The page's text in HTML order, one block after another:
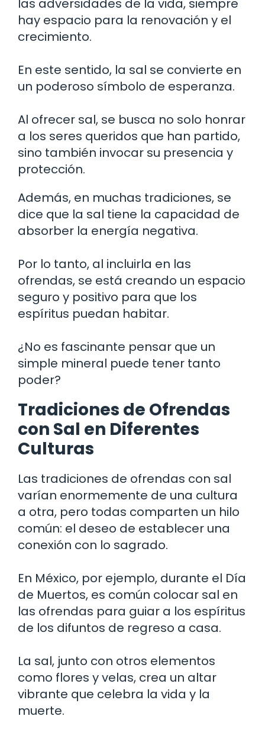
las adversidades de la vida, siempre
hay espacio para la renovación y el
crecimiento.
En este sentido, la sal se convierte en
un poderoso símbolo de esperanza.
Al ofrecer sal, se busca no solo honrar
a los seres queridos que han partido,
sino también invocar su presencia y
protección.
Además, en muchas tradiciones, se
dice que la sal tiene la capacidad de
absorber la energía negativa.
Por lo tanto, al incluirla en las
ofrendas, se está creando un espacio
seguro y positivo para que los
espíritus puedan habitar.
¿No es fascinante pensar que un
simple mineral puede tener tanto
poder?
Tradiciones de Ofrendas
con Sal en Diferentes
Culturas
Las tradiciones de ofrendas con sal
varían enormemente de una cultura
a otra, pero todas comparten un hilo
común: el deseo de establecer una
conexión con lo sagrado.
En México, por ejemplo, durante el Día
de Muertos, es común colocar sal en
las ofrendas para guiar a los espíritus
de los difuntos de regreso a casa.
La sal, junto con otros elementos
como flores y velas, crea un altar
vibrante que celebra la vida y la
muerte.